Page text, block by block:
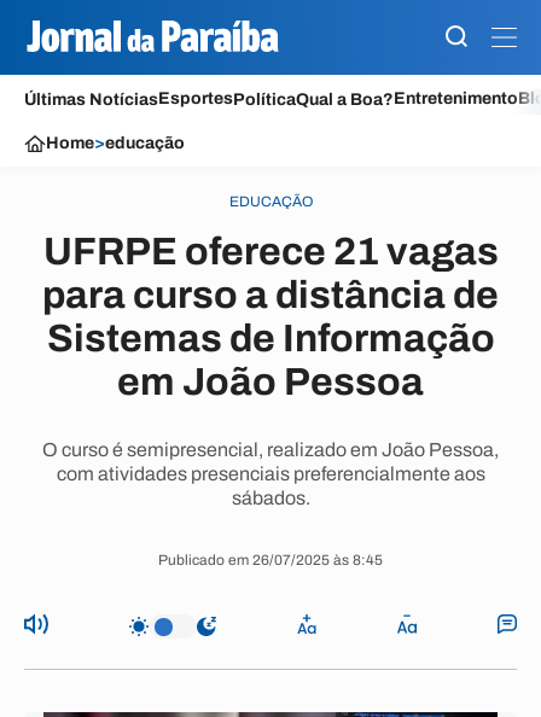
Últimas NotíciasEsportesPolíticaQual a Boa?Entretenimento
Home>educação
EDUCAÇÃO
UFRPE oferece 21 vagas
para curso a distância de
Sistemas de Informação
em João Pessoa
O curso é semipresencial, realizado em João Pessoa,
com atividades presenciais preferencialmente aos
sábados.
Publicado em 26/07/2025 às 8:45